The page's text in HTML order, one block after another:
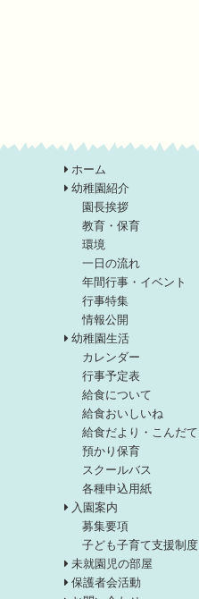
ホーム
幼稚園紹介
園長挨拶
教育・保育
環境
一日の流れ
年間行事・イベント
行事特集
情報公開
幼稚園生活
カレンダー
行事予定表
給食について
給食おいしいね
給食だより・こんだて
預かり保育
スクールバス
各種申込用紙
入園案内
募集要項
子ども子育て支援制度
未就園児の部屋
保護者会活動